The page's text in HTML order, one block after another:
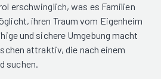
erschwinglich, was es Familien
ihren Traum vom Eigenheim
und sichere Umgebung macht
attraktiv, die nach einem
suchen.